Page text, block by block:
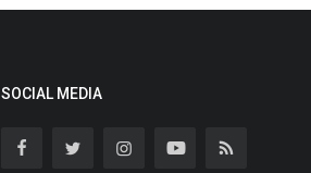
SOCIAL MEDIA